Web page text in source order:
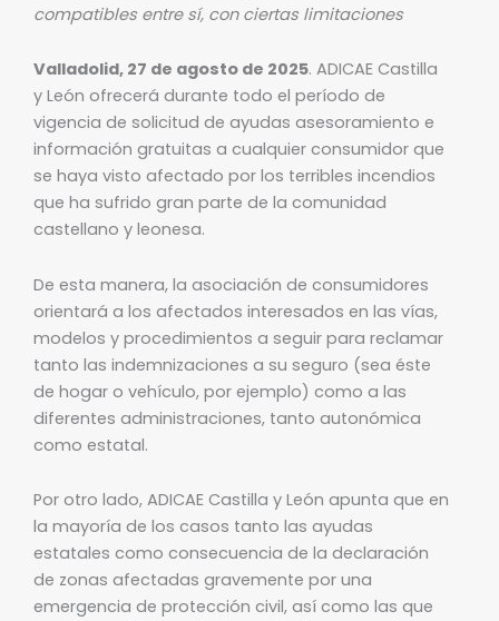
compatibles entre sí, con ciertas limitaciones
Valladolid, 27 de agosto de 2025. ADICAE Castilla
y León ofrecerá durante todo el período de
vigencia de solicitud de ayudas asesoramiento e
información gratuitas a cualquier consumidor que
se haya visto afectado por los terribles incendios
que ha sufrido gran parte de la comunidad
castellano y leonesa.
De esta manera, la asociación de consumidores
orientará a los afectados interesados en las vías,
modelos y procedimientos a seguir para reclamar
tanto las indemnizaciones a su seguro (sea éste
de hogar o vehículo, por ejemplo) como a las
diferentes administraciones, tanto autonómica
como estatal.
Por otro lado, ADICAE Castilla y León apunta que en
la mayoría de los casos tanto las ayudas
estatales como consecuencia de la declaración
de zonas afectadas gravemente por una
emergencia de protección civil, así como las que